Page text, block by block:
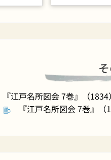
『江戸名所図会 7巻』（1834）
『江戸名所図会 7巻』（